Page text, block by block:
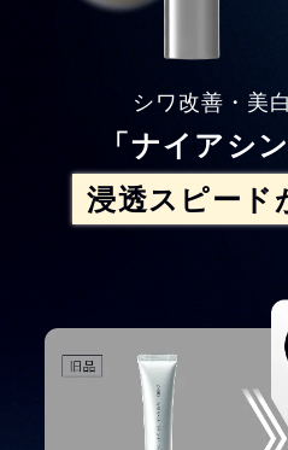
シワ改善・美
「ナイアシ
浸透スピード